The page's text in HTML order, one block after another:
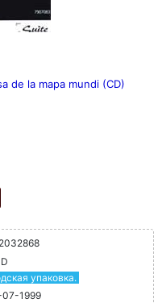
de la mapa mundi (CD)
упаковка.
1999